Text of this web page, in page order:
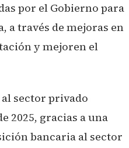
por el Gobierno para
a través de mejoras en
y mejoren el
sector privado
2025, gracias a una
bancaria al sector